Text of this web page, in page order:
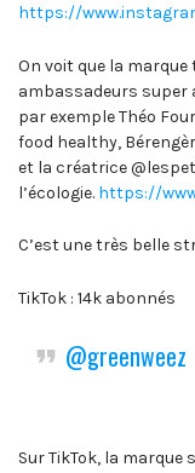
https://
On voit que la
ambassadeurs super
par exemple Théo
food healthy,
et la créatrice
l’écologie. https://
C’est une très belle
TikTok : 14k abonnés
@greenweez
Sur TikTok, la marque